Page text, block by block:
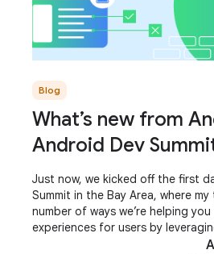
Blog
What’s new from
Android Dev
Just now, we kicked off the first
Summit in the Bay Area, where
number of ways we’re helping
experiences for users by
Development, which can help